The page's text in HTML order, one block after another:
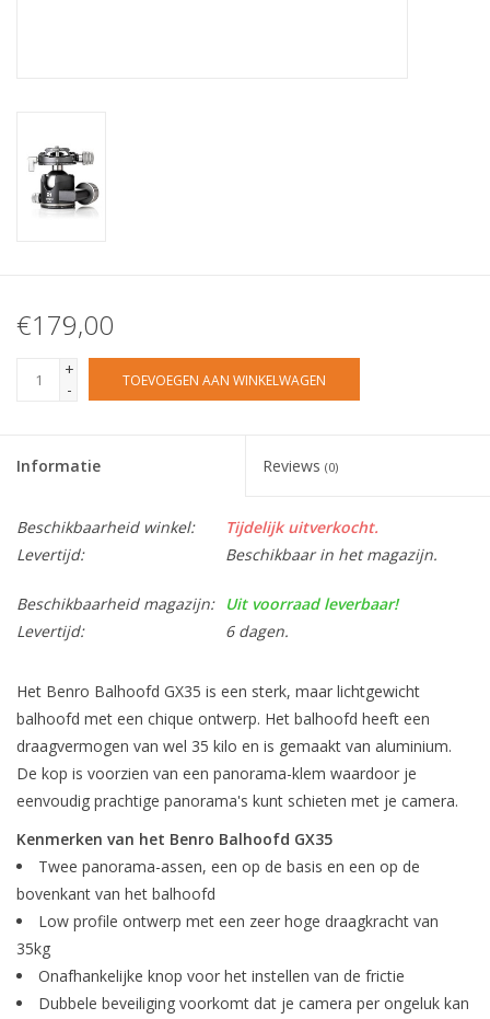
€179,00
+
-
TOEVOEGEN AAN WINKELWAGEN
Informatie Reviews (0)
Beschikbaarheid winkel:
Tijdelijk uitverkocht.
Levertijd:
Beschikbaar in het magazijn.
Beschikbaarheid magazijn:
Uit voorraad leverbaar!
Levertijd:
6 dagen.
Het Benro Balhoofd GX35 is een sterk, maar lichtgewicht
balhoofd met een chique ontwerp. Het balhoofd heeft een
draagvermogen van wel 35 kilo en is gemaakt van aluminium.
De kop is voorzien van een panorama-klem waardoor je
eenvoudig prachtige panorama's kunt schieten met je camera.
Kenmerken van het Benro Balhoofd GX35
Twee panorama-assen, een op de basis en een op de
bovenkant van het balhoofd
Low profile ontwerp met een zeer hoge draagkracht van
35kg
Onafhankelijke knop voor het instellen van de frictie
Dubbele beveiliging voorkomt dat je camera per ongeluk kan